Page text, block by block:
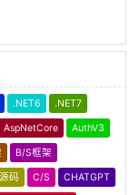
.NET6 .NET7
AspNetCore AuthV3
B/S框架
码 C/S CHATGPT